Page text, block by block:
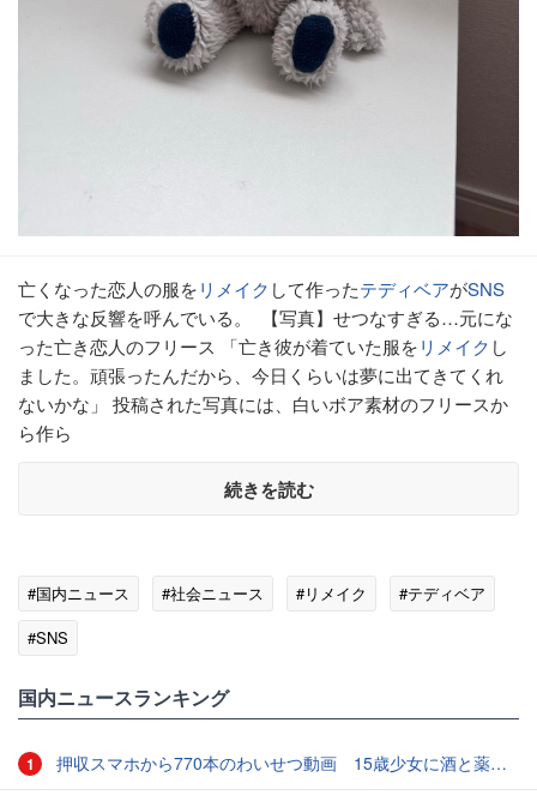
亡くなった恋人の服をリメイク して作ったテディベアがSNS
で大きな反響を呼んでいる。 【写真】せつなすぎる…元にな
った亡き恋人のフリース 「亡き彼が着ていた服をリメイク し
ました。頑張ったんだから、今日くらいは夢に出てきてくれ
ないかな」 投稿された写真には、白いボア素材のフリースか
ら作ら
続きを読む
#国内ニュース #社会ニュース #リメイク
#テディベア
#SNS
国内ニュースランキング
1 押収スマホから770本のわいせつ動画 15歳少女に酒と薬飲ませ性的暴行か 54歳男を再逮捕 「薬もありますよ」とSNSで誘い出し